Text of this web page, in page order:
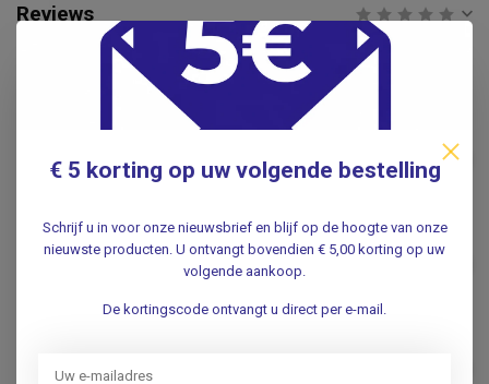
Reviews
Gerelateerde producten
Nierbekkens disposable pulp -
.
€8,95
Manchet covers (100st.)
€16,95
€ 5 korting op uw volgende bestelling
Schrijf u in voor onze nieuwsbrief en blijf op de hoogte van onze
nieuwste producten. U ontvangt bovendien € 5,00 korting op uw
volgende aankoop.
De kortingscode ontvangt u direct per e-mail.